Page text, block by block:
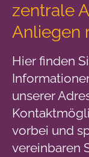
zentrale
Anliegen
Hier finden
unserer
vorbei und
vereinbaren